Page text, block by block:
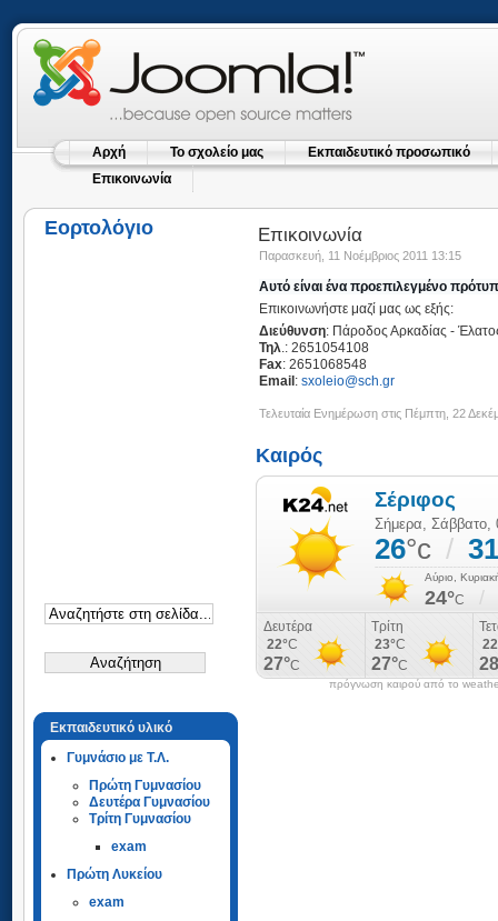
Αρχή Το σχολείο μας
Εκπαιδευτικό προσωπικό
Επικοινωνία
Εορτολόγιο
Εκπαιδευτικό υλικό
Γυμνάσιο με Τ.Λ.
Πρώτη Γυμνασίου
Δευτέρα Γυμνασίου
Τρίτη Γυμνασίου
exam
Πρώτη Λυκείου
exam
Επικοινωνία
Παρασκευή, 11 Νοέμβριος 2011 13:15
Αυτό είναι ένα προεπιλεγμένο
Επικοινωνήστε μαζί μας ως εξής:
Διεύθυνση: Πάροδος Αρκαδίας -
Τηλ.: 2651054108
Fax: 2651068548
Email : sxoleio@sch.gr
Τελευταία Ενημέρωση στις Πέμπτη, 22
Καιρός
πρόγνωση καιρού από το